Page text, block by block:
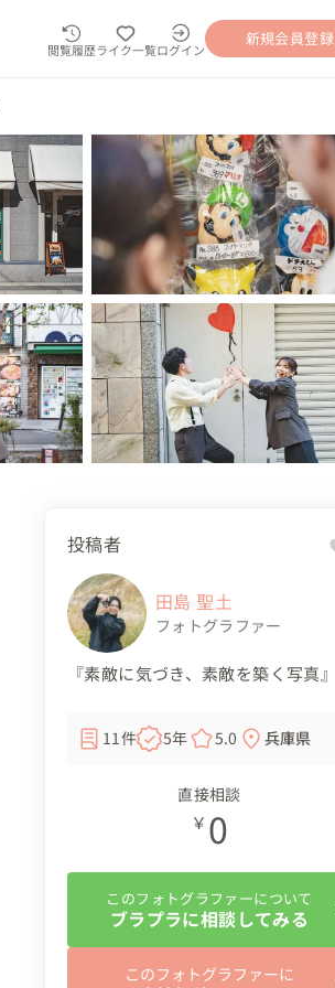
閲覧履歴ライク一覧ログイン
新規会員登録
投稿者
田島 聖土
フォトグラファー
『素敵に気づき、素敵を築く写真』
11件 5年 5.0 兵庫県
直接相談
￥ 0
このフォトグラファーについて
ブラプラに相談してみる
このフォトグラファーに